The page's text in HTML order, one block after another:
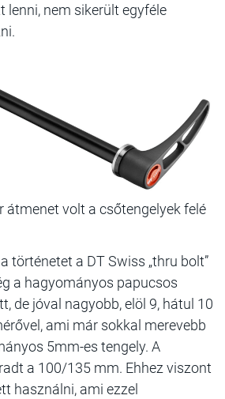
lenni, nem sikerült egyféle
átmenet volt a csőtengelyek felé
történetet a DT Swiss „thru bolt”
a hagyományos papucsos
de jóval nagyobb, elöl 9, hátul 10
ami már sokkal merevebb
5mm-es tengely. A
a 100/135 mm. Ehhez viszont
használni, ami ezzel